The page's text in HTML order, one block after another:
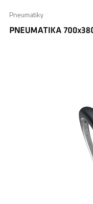
Pneumatiky
PNEUMATIKA